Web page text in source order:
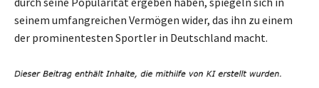
seinem umfangreichen Vermögen wider, das ihn zu einem
der prominentesten Sportler in Deutschland macht.